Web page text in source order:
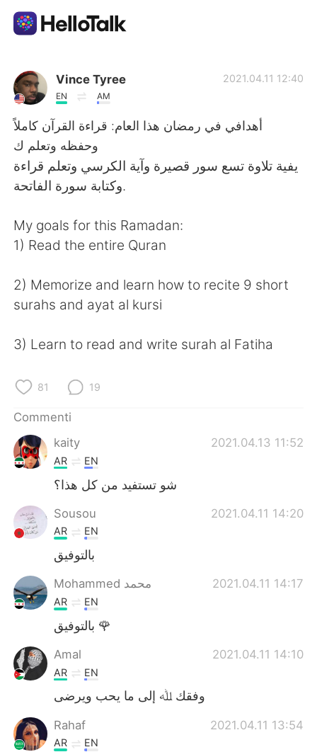
App di scambio linguistico
AI Grammar Checker
Italiano
繁體中文 Español
العربية Français
ไทย
Português
Vince Tyree
EN AM
2021.04.11 12:40
أهدافي في رمضان هذا العام: قراءة القرآن كاملاً
وحفظه وتعلم ك
يفية تلاوة تسع سور قصيرة وآية الكرسي وتعلم قراءة
وكتابة سورة الفاتحة.
My goals for this Ramadan:
1) Read the entire Quran
2) Memorize and learn how to recite 9 short
surahs and ayat al kursi
3) Learn to read and write surah al Fatiha
81 19
Commenti
kaity
2021.04.13 11:52
AR EN
شو تستفيد من كل هذا؟
Sousou 2021.04.11 14:20
AR EN
بالتوفيق
Mohammed محمد 2021.04.11 14:17
AR EN
بالتوفيق 🌹
Amal 2021.04.11 14:10
AR EN
وفقك ﷲ إلى ما يحب ويرضى
Rahaf 2021.04.11 13:54
AR EN